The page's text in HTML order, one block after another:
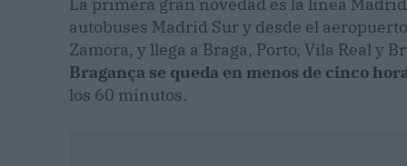
La primera gran novedad es la línea
autobuses Madrid Sur y desde el
Zamora, y llega a Braga, Porto, Vila Real y
Bragança se queda en menos de cinco
los 60 minutos.